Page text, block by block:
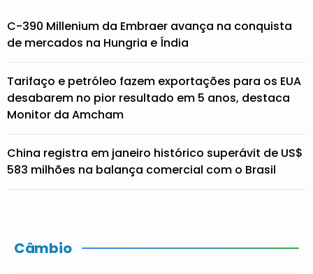
C-390 Millenium da Embraer avança na conquista
de mercados na Hungria e Índia
Tarifaço e petróleo fazem exportações para os EUA
desabarem no pior resultado em 5 anos, destaca
Monitor da Amcham
China registra em janeiro histórico superávit de US$
583 milhões na balança comercial com o Brasil
Câmbio